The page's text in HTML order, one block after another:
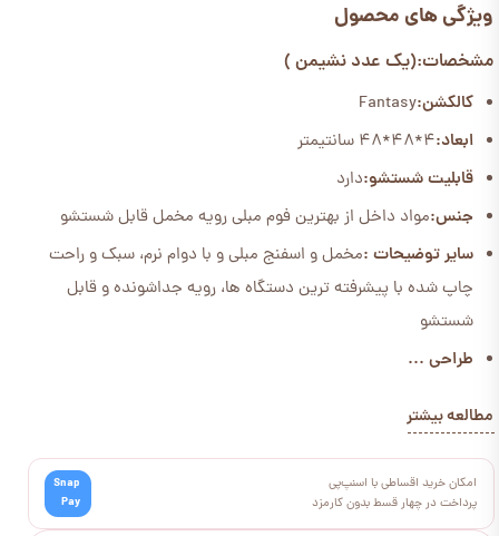
ویژگی های محصول
مشخصات:(یک عدد نشیمن )
کالکشن:Fantasy
ابعاد:4*48*48 سانتیمتر
قابلیت شستشو:دارد
جنس:مواد داخل از بهترین فوم مبلی رویه مخمل قابل شستشو
سایر توضیحات :مخمل و اسفنج مبلی و با دوام نرم، سبک و راحت
چاپ شده با پیشرفته ترین دستگاه ها، رویه جداشونده و قابل
شستشو
طراحی ...
مطالعه بیشتر
امکان خرید اقساطی با اسنپ‌پی
پرداخت در چهار قسط بدون کارمزد
Snap
Pay